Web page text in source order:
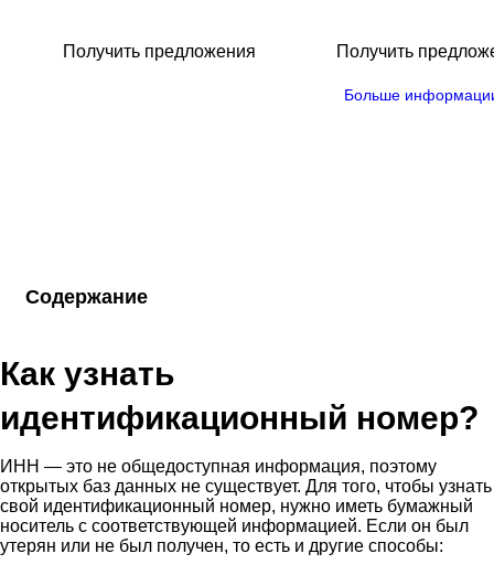
Получить предложения Получить
Больше
Содержание
Как узнать
идентификационный номер?
ИНН — это не общедоступная информация, поэтому
открытых баз данных не существует. Для того, чтобы узнать
свой идентификационный номер, нужно иметь бумажный
носитель с соответствующей информацией. Если он был
утерян или не был получен, то есть и другие способы: